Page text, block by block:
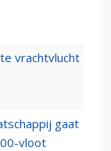
vrachtvlucht
gaat
vloot